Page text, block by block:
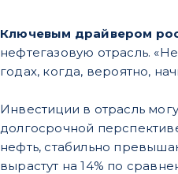
Ключевым драйвером
нефтегазовую отрасль.
годах, когда, вероятно,
Инвестиции в отрасль
долгосрочной
нефть, стабильно
вырастут на 14% по